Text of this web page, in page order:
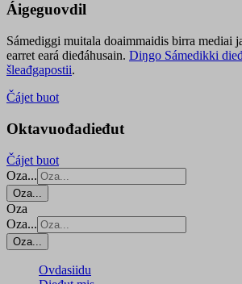
Áigeguovdil
Sámediggi muitala doaimmaidis birra mediai
earret eará dieđáhusain. Diŋgo Sámedikki
šleađgapostii.
Čájet buot
Oktavuođadieđut
Čájet buot
Oza...
Oza...
Oza
Oza...
Oza...
Ovdasiidu